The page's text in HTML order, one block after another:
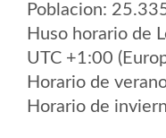
Poblacion:
Huso horario de
UTC +1:00
Horario de
Horario de